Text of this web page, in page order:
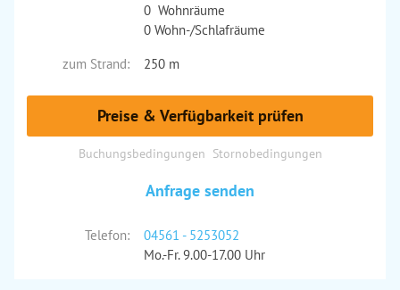
0 Wohnräume
0 Wohn-/Schlafräume
zum Strand:
250 m
Preise & Verfügbarkeit prüfen
Buchungsbedingungen Stornobedingungen
Anfrage senden
Telefon:
04561 - 5253052
Mo.-Fr. 9.00-17.00 Uhr